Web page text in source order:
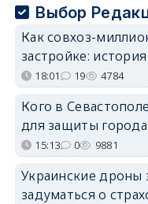
Выбор
Как совхоз-
застройке:
18:01 19 4784
Кого в
для защиты
15:13 0 9881
Украинские дроны
задуматься о